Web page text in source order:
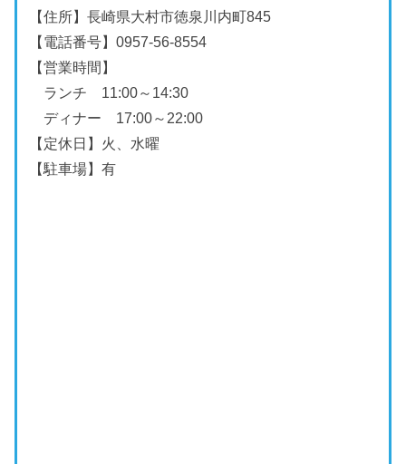
【住所】長崎県大村市徳泉川内町845
【電話番号】0957-56-8554
【営業時間】
ランチ 11:00～14:30
ディナー 17:00～22:00
【定休日】火、水曜
【駐車場】有